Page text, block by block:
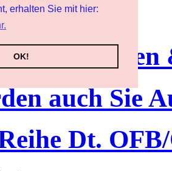
erhalten Sie mit hier:
OK!
auch Sie
Dt.